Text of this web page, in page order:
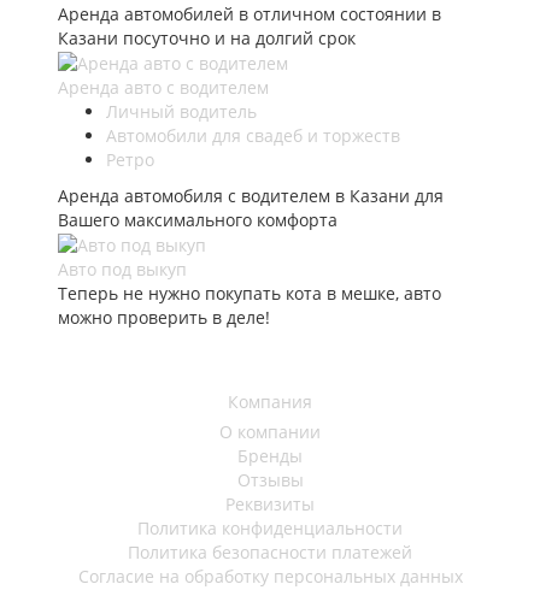
Аренда автомобилей в отличном состоянии в
Казани посуточно и на долгий срок
Аренда авто с водителем
Личный водитель
Автомобили для свадеб и торжеств
Ретро
Аренда автомобиля с водителем в Казани для
Вашего максимального комфорта
Авто под выкуп
Теперь не нужно покупать кота в мешке, авто
можно проверить в деле!
Компания
О компании
Бренды
Отзывы
Реквизиты
Политика конфиденциальности
Политика безопасности платежей
Согласие на обработку персональных данных